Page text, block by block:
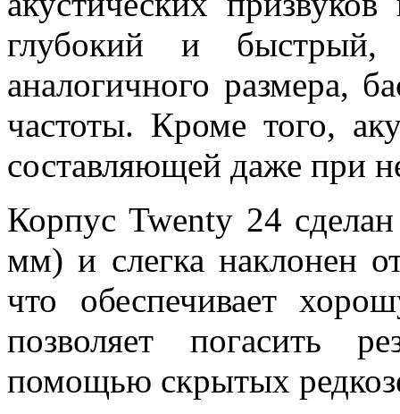
глубокий и
аналогичного размера,
частоты. Кроме того,
составляющей даже при
Корпус Twenty 24
мм) и слегка наклонен
что обеспечивает
позволяет погасить
помощью скрытых